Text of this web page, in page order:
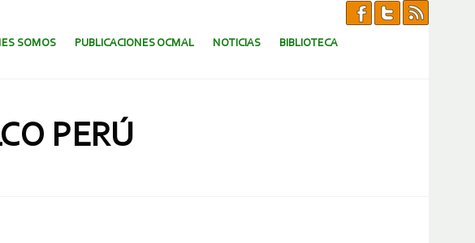
SOMOS PUBLICACIONES OCMAL NOTICIAS BIBLIOTECA
PERÚ